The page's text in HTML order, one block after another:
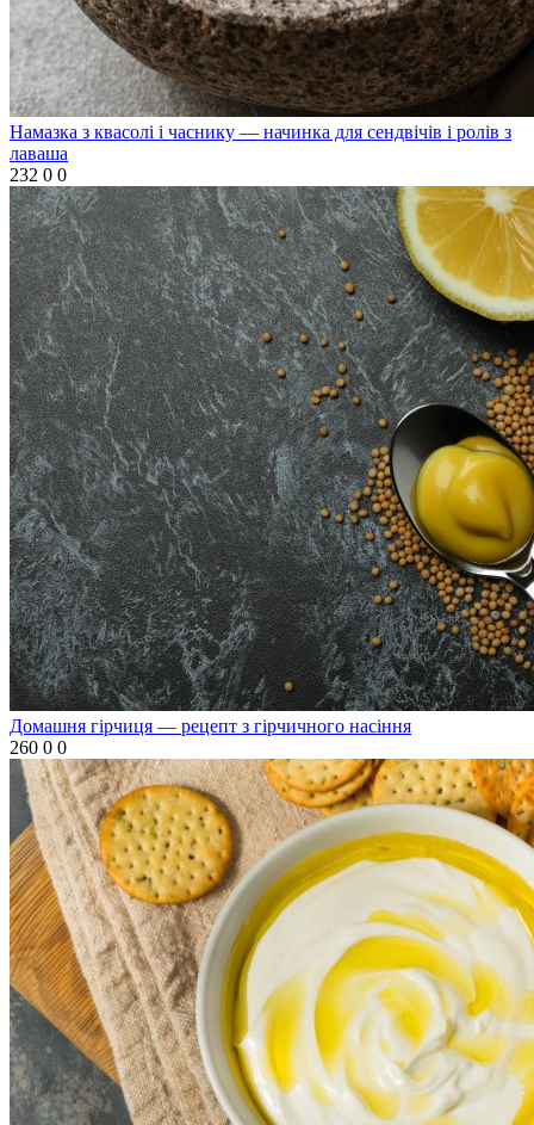
Намазка з квасолі і часнику — начинка для сендвічів і ролів з
лаваша
232 0 0
Домашня гірчиця — рецепт з гірчичного насіння
260 0 0